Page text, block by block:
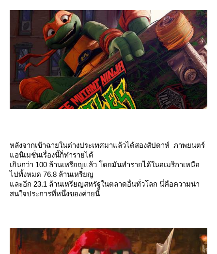
หลังจากเข้าฉายในต่างประเทศมาแล้วได้สองสัปดาห์ ภาพยนตร์
อนิเมชั่นเรื่องนี้ก็ทำรายได้
เกินกว่า 100 ล้านเหรียญแล้ว โดยมันทำรายได้ในอเมริกาเหนือ
ไปทั้งหมด 76.8 ล้านเหรียญ
ละอีก 23.1 ล้านเหรียญสหรัฐในตลาดอื่นทั่วโลก นี่คือความน่า
สนใจประการที่หนึ่งของค่ายนี้